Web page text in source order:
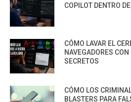
COPILOT DENTRO
CÓMO LAVAR EL
NAVEGADORES
SECRETOS
CÓMO LOS
BLASTERS PARA